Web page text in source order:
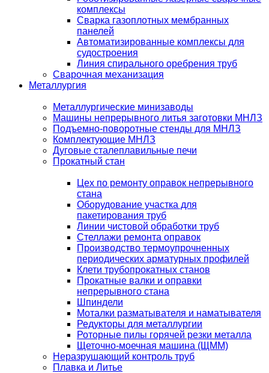
комплексы
Сварка газоплотных мембранных
панелей
Автоматизированные комплексы для
судостроения
Линия спирального оребрения труб
Сварочная механизация
Металлургия
Металлургические минизаводы
Машины непрерывного литья заготовки МНЛЗ
Подъемно-поворотные стенды для МНЛЗ
Комплектующие МНЛЗ
Дуговые сталеплавильные печи
Прокатный стан
Цех по ремонту оправок непрерывного
стана
Оборудование участка для
пакетирования труб
Линии чистовой обработки труб
Стеллажи ремонта оправок
Производство термоупрочненных
периодических арматурных профилей
Клети трубопрокатных станов
Прокатные валки и оправки
непрерывного стана
Шпиндели
Моталки разматывателя и наматывателя
Редукторы для металлургии
Роторные пилы горячей резки металла
Щеточно-моечная машина (ЩММ)
Неразрушающий контроль труб
Плавка и Литье